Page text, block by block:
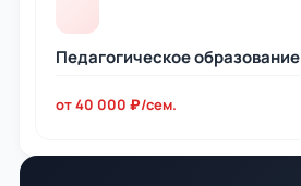
Педагогическое образование
от 40 000 ₽/сем.